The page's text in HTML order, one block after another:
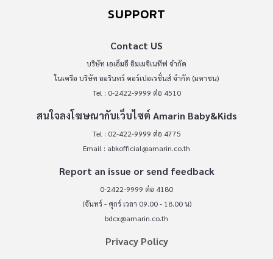
SUPPORT
Contact US
บริษัท เอเอ็มอี อิมเมจิเนทีฟ จำกัด
ในเครือ บริษัท อมรินทร์ คอร์เปอเรชั่นส์ จำกัด (มหาชน)
Tel : 0-2422-9999 ต่อ 4510
สนใจลงโฆษณากับเว็บไซต์ Amarin Baby&Kids
Tel : 02-422-9999 ต่อ 4775
Email : abkofficial@amarin.co.th
Report an issue or send feedback
0-2422-9999 ต่อ 4180
(จันทร์ - ศุกร์ เวลา 09.00 - 18.00 น)
bdcx@amarin.co.th
Privacy Policy